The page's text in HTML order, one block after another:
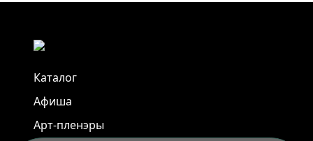
Каталог
Афиша
Арт-пленэры